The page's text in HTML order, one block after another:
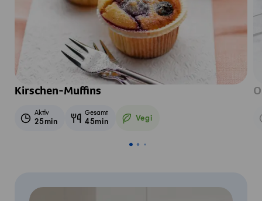
Kirschen-Muffins
Aktiv
25min
Gesamt
45min Vegi
Vegetarisch